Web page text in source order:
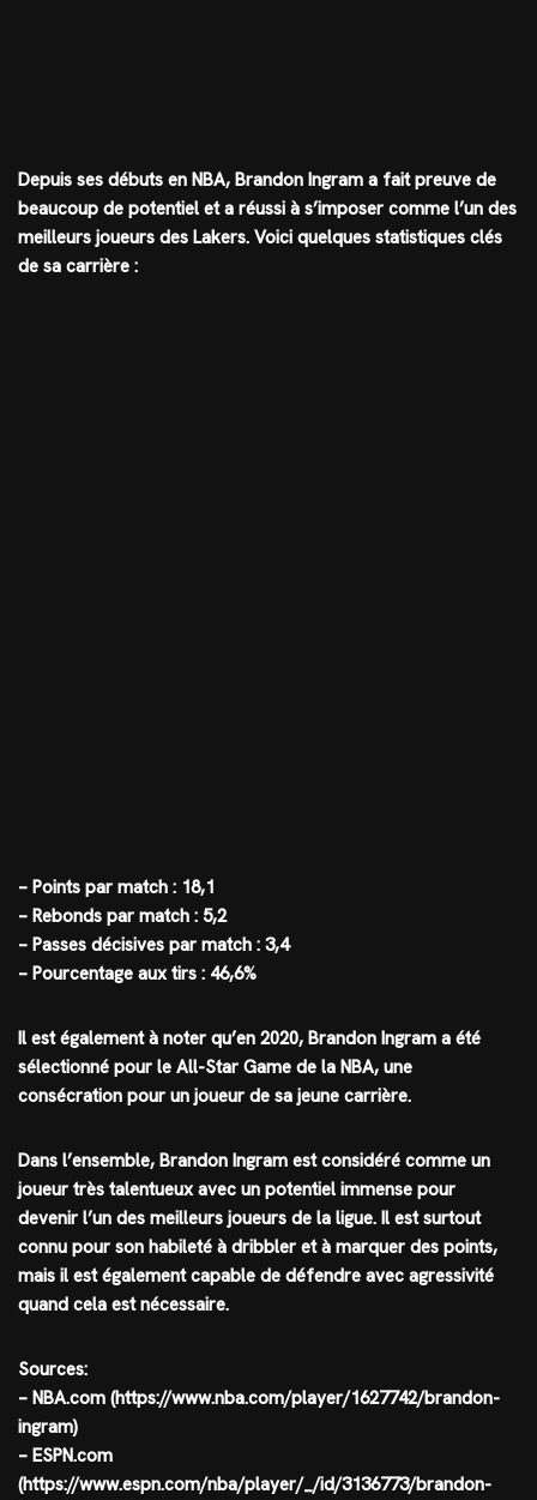
Depuis ses débuts en NBA, Brandon Ingram a fait preuve de
beaucoup de potentiel et a réussi à s’imposer comme l’un des
meilleurs joueurs des Lakers. Voici quelques statistiques clés
de sa carrière :
– Points par match : 18,1
– Rebonds par match : 5,2
– Passes décisives par match : 3,4
– Pourcentage aux tirs : 46,6%
Il est également à noter qu’en 2020, Brandon Ingram a été
sélectionné pour le All-Star Game de la NBA, une
consécration pour un joueur de sa jeune carrière.
Dans l’ensemble, Brandon Ingram est considéré comme un
joueur très talentueux avec un potentiel immense pour
devenir l’un des meilleurs joueurs de la ligue. Il est surtout
connu pour son habileté à dribbler et à marquer des points,
mais il est également capable de défendre avec agressivité
quand cela est nécessaire.
Sources:
– NBA.com (https://www.nba.com/player/1627742/brandon-
ingram)
– ESPN.com
(https://www.espn.com/nba/player/_/id/3136773/brandon-